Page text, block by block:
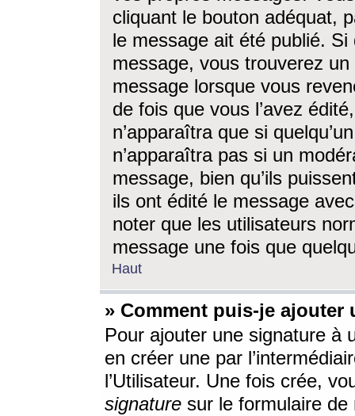
cliquant le bouton adéquat,
le message ait été publié. Si
message, vous trouverez
message lorsque vous
de fois que vous l’avez
n’apparaîtra que si
n’apparaîtra pas si un
message, bien qu’ils
ils ont édité le message
noter que les utilisateurs
message une fois que
Haut
» Comment puis-je ajouter
Pour ajouter une signature à
en créer une par
l’Utilisateur. Une fois crée,
signature sur le formulaire de